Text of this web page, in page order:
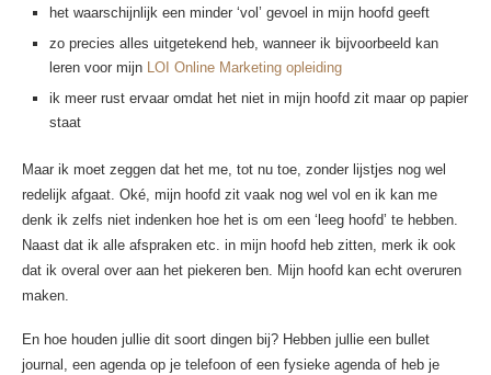
het waarschijnlijk een minder ‘vol’ gevoel in mijn hoofd geeft
zo precies alles uitgetekend heb, wanneer ik bijvoorbeeld kan
leren voor mijn LOI Online Marketing opleiding
ik meer rust ervaar omdat het niet in mijn hoofd zit maar op papier
staat
Maar ik moet zeggen dat het me, tot nu toe, zonder lijstjes nog wel
redelijk afgaat. Oké, mijn hoofd zit vaak nog wel vol en ik kan me
denk ik zelfs niet indenken hoe het is om een ‘leeg hoofd’ te hebben.
Naast dat ik alle afspraken etc. in mijn hoofd heb zitten, merk ik ook
dat ik overal over aan het piekeren ben. Mijn hoofd kan echt overuren
maken.
En hoe houden jullie dit soort dingen bij? Hebben jullie een bullet
journal, een agenda op je telefoon of een fysieke agenda of heb je